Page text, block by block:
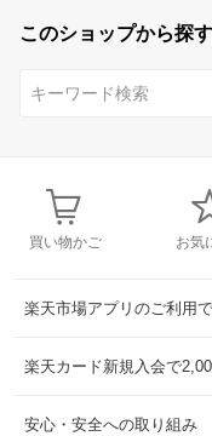
このショップから探す
買い物かご お気
楽天市場アプリのご利用
楽天カード新規入会で
安心・安全への取り組み